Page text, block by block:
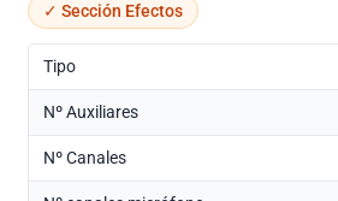
✓ Sección Efectos
Tipo
Nº Auxiliares
Nº Canales